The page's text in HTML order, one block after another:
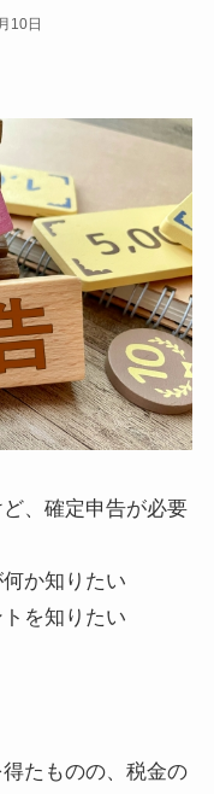
10日
、確定申告が必要
か知りたい
を知りたい
たものの、税金の